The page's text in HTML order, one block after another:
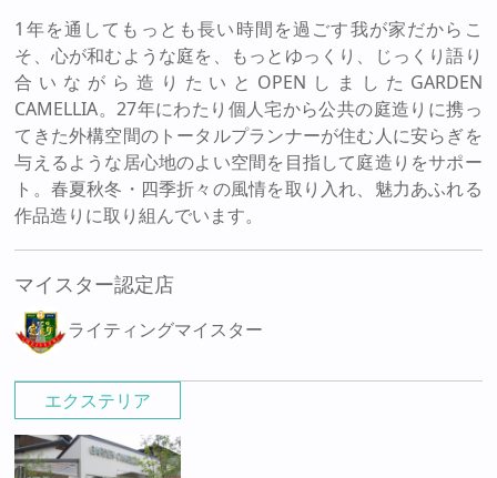
エクステリア
1年を通してもっとも長い時間を過ごす我が家だからこ
そ、心が和むような庭を、もっとゆっくり、じっくり語り
合いながら造りたいとOPENしましたGARDEN
CAMELLIA。27年にわたり個人宅から公共の庭造りに携っ
てきた外構空間のトータルプランナーが住む人に安らぎを
与えるような居心地のよい空間を目指して庭造りをサポー
ト。春夏秋冬・四季折々の風情を取り入れ、魅力あふれる
作品造りに取り組んでいます。
マイスター認定店
ライティングマイスター